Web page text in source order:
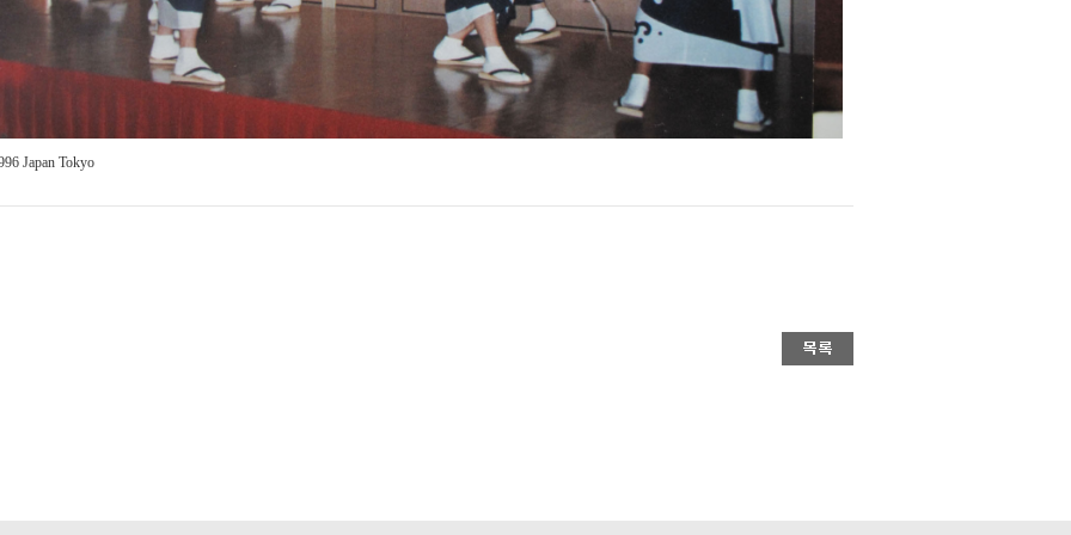
Japan Tokyo